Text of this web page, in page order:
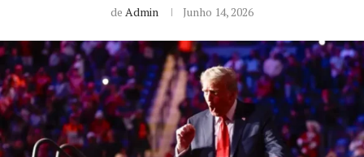
de Admin Junho 14, 2026